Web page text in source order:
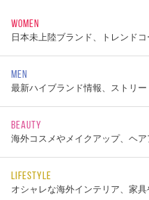
WOMEN
日本未上陸ブランド、トレンド
MEN
最新ハイブランド情報、ストリ
BEAUTY
海外コスメやメイクアップ、ヘ
LIFESTYLE
オシャレな海外インテリア、家